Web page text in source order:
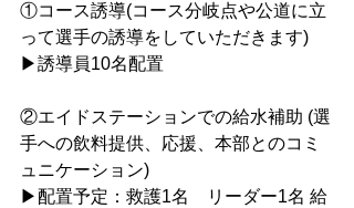
①コース誘導(コース分岐点や公道に立
って選手の誘導をしていただきます)
▶︎誘導員10名配置
②エイドステーションでの給水補助 (選
手への飲料提供、応援、本部とのコミ
ュニケーション)
▶︎配置予定：救護1名　リーダー1名 給